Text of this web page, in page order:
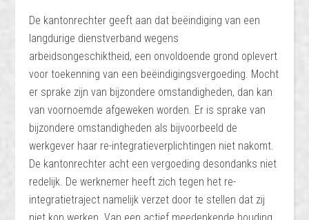
De kantonrechter geeft aan dat beëindiging van een
langdurige dienstverband wegens
arbeidsongeschiktheid, een onvoldoende grond oplevert
voor toekenning van een beëindigingsvergoeding. Mocht
er sprake zijn van bijzondere omstandigheden, dan kan
van voornoemde afgeweken worden. Er is sprake van
bijzondere omstandigheden als bijvoorbeeld de
werkgever haar re-integratieverplichtingen niet nakomt.
De kantonrechter acht een vergoeding desondanks niet
redelijk. De werknemer heeft zich tegen het re-
integratietraject namelijk verzet door te stellen dat zij